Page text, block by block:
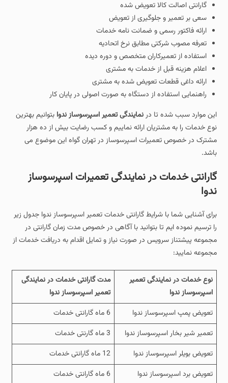
گارانتی اصالت کالا تعویض شده
سعی بر تعمیر و جلوگیری از تعویض
ارائه فاکتور رسمی و ضمانت نامه خدمات
تعرفه مصوب شرکتی مطابق نرخ اتحادیه
استفاده از تعمیرکاران متخصص و دوره دیده
اعلام هزینه قبل از خدمات به مشتری
ارائه داغی قطعات تعویض شده به مشتری
راهنمایی استفاده از دستگاه به صورت اصولی در پایان کار
این موارد سبب شده تا درنمایندگی تعمیر اسپرسوساز ندوابتوانیم بهترین
نوع خدمات را به مشتریان ارائه نماییم و کسب رضایت بیش از ده هزار
مشترک در خصوص تعمیرات اسپرسوساز در تهران گواه این موضوع می
باشد.
گارانتی خدمات در نمایندگی تعمیرات اسپرسوساز
ندوا
برای آشنایی شما با شرایط گارانتی خدمات تعمیر اسپرسوساز ندوا جدول زیر
را ترسیم نموده ایم تا بتوانید با آگاهی در خصوص مدت زمان گارانتی در
مجموعه پیشتناز سرویس در صورت نیاز و تمایل اقدام به دریافت خدمات از
مجموعه نمایید:
نوع خدمات در نمایندگی تعمیر
اسپرسوساز ندوا
مدت گارانتی خدمات در نمایندگی
تعمیر اسپرسوساز ندوا
تعویض پمپ اسپرسوساز ندوا
6 ماه گارانتی خدمات
تعمیر شیر بخار اسپرسوساز ندوا
3 ماه گارنتی خدمات
تعویض بویلر اسپرسوساز ندوا
12 ماه گارانتی خدمات
تعویض برد اسپرسوساز ندوا
6 ماه گارانتی خدمات